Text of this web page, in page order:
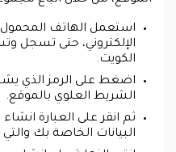
استعمل الهاتف
الإلكتروني، حتى تسجل
الكويت.
اضغط على الرمز الذي
الشريط العلوي بالموقع.
ثم انقر على العبارة
البيانات الخاصة بك